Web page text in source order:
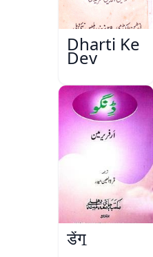
Dharti Ke
Dev
डेंगू